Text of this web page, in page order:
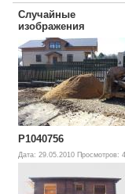
Случайные
изображения
P1040756
Дата: 29.05.2010 Просмотров: